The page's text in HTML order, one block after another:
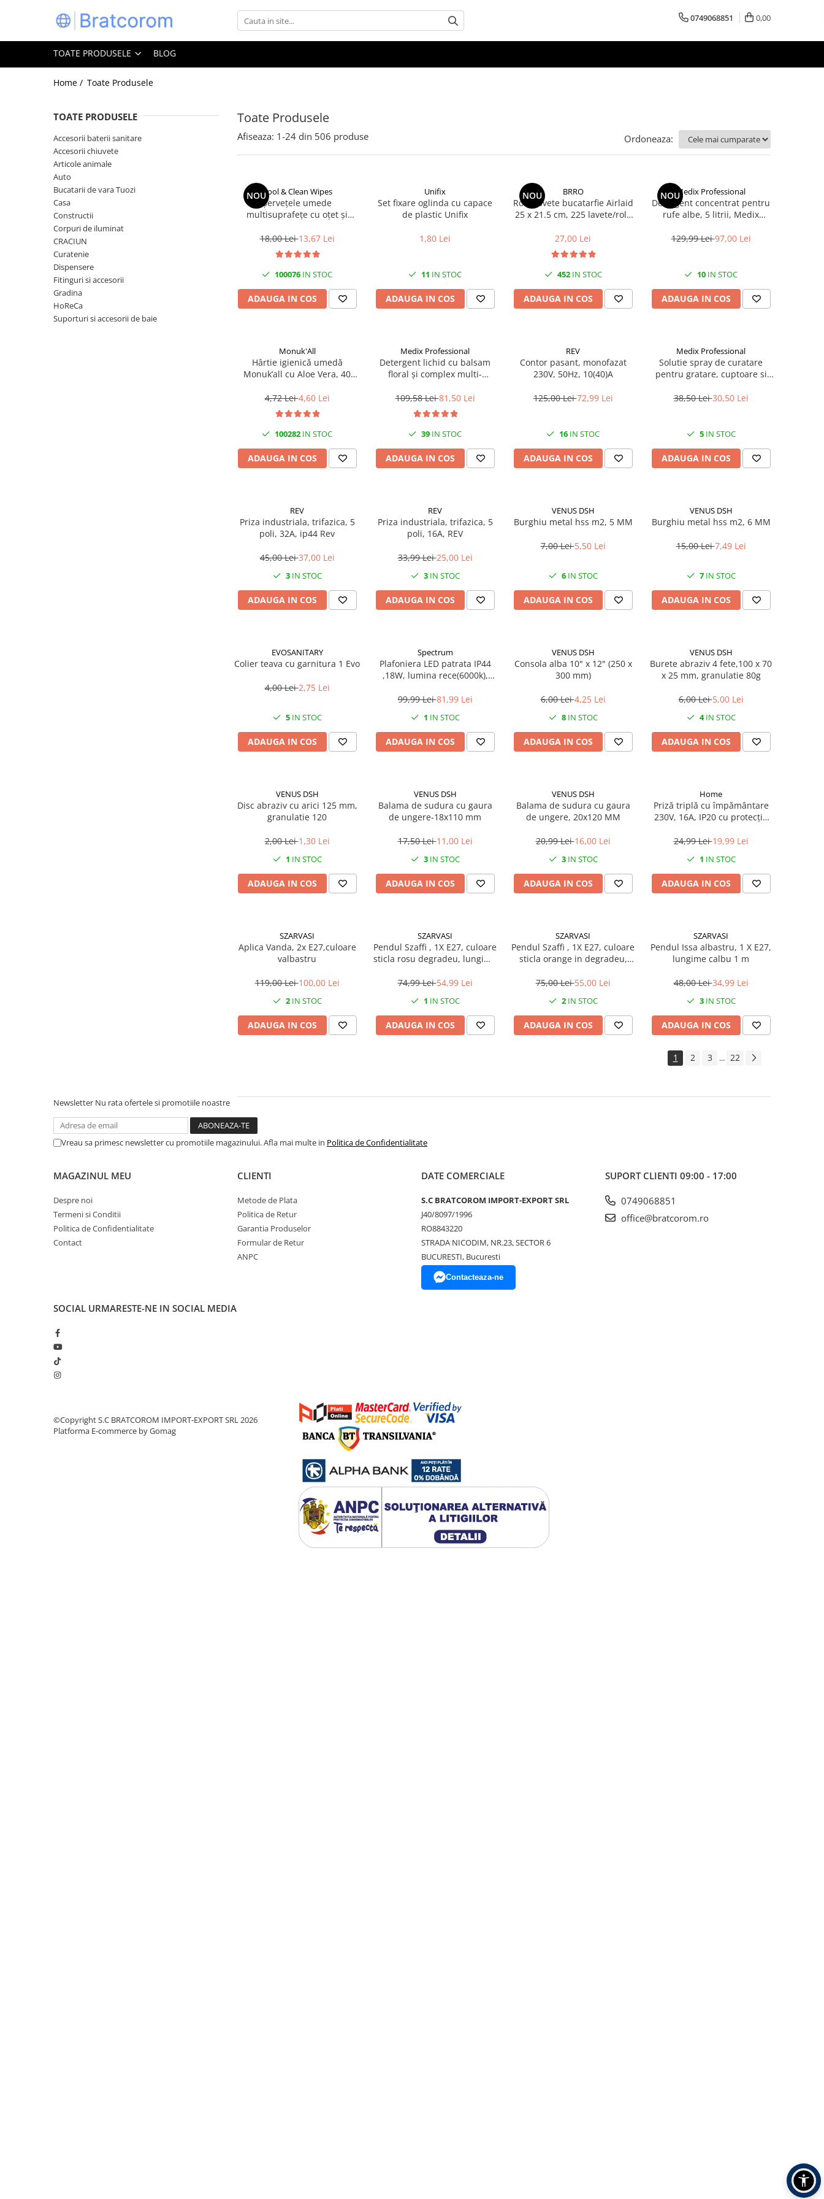
Toate Produsele
Articole animale
Adapatoare animale
Hrana pentru caini
Hrana pentru pisici
Produse igiena externa animale
Bucatarii de vara Tuozi
Articole ambalare
Articole bucatarie
Articole mobila
Articole organizare
Articole Sportive
Cutii postale
Solutii geamuri
Solutii universale
Aparate pentru stropit gradina
Aspersoare
Furtunuri gradinarit
Ghivece si suporturi
Lampi solare
Lopeti si unelte deszapezit
Mobilier gradina
Mufe si conectori irigare
Pavaje si borduri
0749068851 0,00
TOATE PRODUSELE BLOG
Home / Toate Produsele
Toate Produsele
TOATE PRODUSELE
Accesorii baterii sanitare
Accesorii chiuvete
Articole animale
Auto
Bucatarii de vara Tuozi
Casa
Constructii
Corpuri de iluminat
CRACIUN
Curatenie
Dispensere
Fitinguri si accesorii
Gradina
HoReCa
Suporturi si accesorii de baie
Afiseaza: 1-24 din 506 produse Ordoneaza:
NOUCool & Clean Wipes
Șervețele umede
multisuprafețe cu oțet și
Clean
18,00 Lei13,67 Lei
100076 IN STOC
ADAUGA IN COS
Unifix
Set fixare oglinda cu capace
de plastic Unifix
1,80 Lei
11 IN STOC
ADAUGA IN COS
NOU BRRO
Rola Lavete bucatarfie Airlaid
25 x 21.5 cm, 225 lavete/rola
27,00 Lei
452IN STOC
ADAUGA IN COS
NOUMedix Professional
Detergent concentrat pentru
rufe albe, 5 litrii, Medix
129,99 Lei97,00 Lei
10 IN STOC
ADAUGA IN COS
Monuk'All
Hârtie igienică umedă
Monuk’all cu Aloe Vera, 40
alcool
4,72 Lei4,60 Lei
100282 IN STOC
ADAUGA IN COS
Medix Professional
Detergent lichid cu balsam
floral și complex multi-
Professional
109,58 Lei81,50 Lei
39 IN STOC
ADAUGA IN COS
REV
Contor pasant, monofazat
230V, 50Hz, 10(40)A
125,00 Lei72,99 Lei
16 IN STOC
ADAUGA IN COS
Medix Professional
Solutie spray de curatare
pentru gratare, cuptoare si
Professional
38,50 Lei30,50 Lei
5IN STOC
ADAUGA IN COS
REV
Priza industriala, trifazica, 5
poli, 32A, ip44 Rev
45,00 Lei37,00 Lei
3IN STOC
ADAUGA IN COS
REV
Priza industriala, trifazica, 5
poli, 16A, REV
33,99 Lei25,00 Lei
3IN STOC
ADAUGA IN COS
VENUS DSH
Burghiu metal hss m2, 5 MM
7,00 Lei5,50 Lei
6IN STOC
ADAUGA IN COS
VENUS DSH
Burghiu metal hss m2, 6 MM
15,00 Lei7,49 Lei
7IN STOC
ADAUGA IN COS
EVOSANITARY
Colier teava cu garnitura 1 Evo
4,00 Lei2,75 Lei
5IN STOC
ADAUGA IN COS
Spectrum
Plafoniera LED patrata IP44
,18W, lumina rece(6000k),
99,99 Lei81,99 Lei
1 IN STOC
ADAUGA IN COS
VENUS DSH
Consola alba 10" x 12" (250 x
300 mm)
6,00 Lei4,25 Lei
8IN STOC
ADAUGA IN COS
VENUS DSH
Burete abraziv 4 fete,100 x 70
x 25 mm, granulatie 80g
6,00 Lei5,00 Lei
4IN STOC
ADAUGA IN COS
VENUS DSH
Disc abraziv cu arici 125 mm,
granulatie 120
2,00 Lei1,30 Lei
1 IN STOC
ADAUGA IN COS
VENUS DSH
Balama de sudura cu gaura
de ungere-18x110 mm
17,50 Lei11,00 Lei
3IN STOC
ADAUGA IN COS
VENUS DSH
Balama de sudura cu gaura
de ungere, 20x120 MM
20,99 Lei16,00 Lei
3IN STOC
ADAUGA IN COS
Home
Priză triplă cu împământare
230V, 16A, IP20 cu protecție
24,99 Lei19,99 Lei
1 IN STOC
ADAUGA IN COS
SZARVASI
Aplica Vanda, 2x E27,culoare
valbastru
119,00 Lei100,00 Lei
2IN STOC
ADAUGA IN COS
SZARVASI
Pendul Szaffi , 1X E27, culoare
sticla rosu degradeu, lungime
74,99 Lei54,99 Lei
1 IN STOC
ADAUGA IN COS
SZARVASI
Pendul Szaffi , 1X E27, culoare
sticla orange in degradeu,
75,00 Lei55,00 Lei
2IN STOC
ADAUGA IN COS
SZARVASI
Pendul Issa albastru, 1 X E27,
lungime calbu 1 m
48,00 Lei34,99 Lei
3IN STOC
ADAUGA IN COS
1 2 3 ... 22
Newsletter Nu rata ofertele si promotiile noastre
Vreau sa primesc newsletter cu promotiile magazinului. Afla mai multe in Politica de Confidentialitate
MAGAZINUL MEU
Despre noi
Termeni si Conditii
Politica de Confidentialitate
Contact
CLIENTI
Metode de Plata
Politica de Retur
Garantia Produselor
Formular de Retur
ANPC
DATE COMERCIALE
S.C BRATCOROM IMPORT-EXPORT SRL
J40/8097/1996
RO8843220
STRADA NICODIM, NR.23, SECTOR 6
BUCURESTI, Bucuresti
Contacteaza-ne
SUPORT CLIENTI 09:00 - 17:00
0749068851
office@bratcorom.ro
SOCIAL URMARESTE-NE IN SOCIAL MEDIA
©Copyright S.C BRATCOROM IMPORT-EXPORT SRL 2026
Platforma E-commerce by Gomag